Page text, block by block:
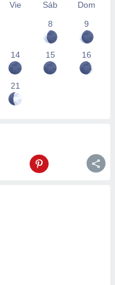
Vie Sáb
Dom
8
9
14 15 16
21